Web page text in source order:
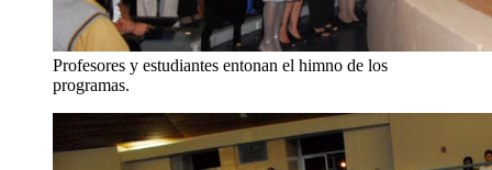
Profesores y estudiantes entonan el himno de los
programas.